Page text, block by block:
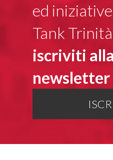
ed
Tank
iscriviti alla
newsletter